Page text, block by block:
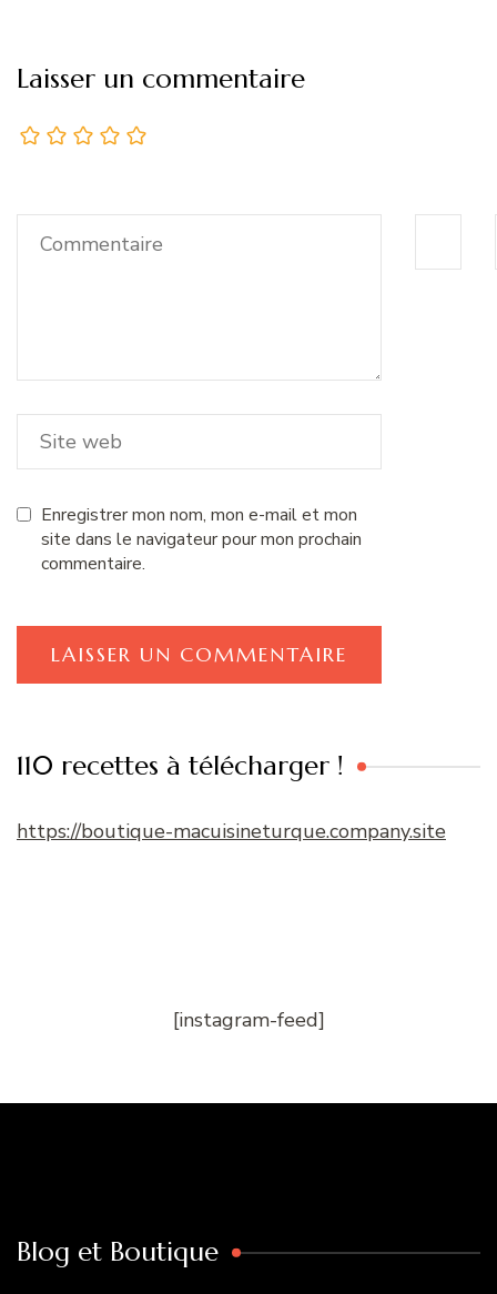
Laisser un commentaire
Enregistrer mon nom, mon e-mail et mon
site dans le navigateur pour mon prochain
commentaire.
110 recettes à télécharger !
https://boutique-macuisineturque.company.site
[instagram-feed]
Blog et Boutique